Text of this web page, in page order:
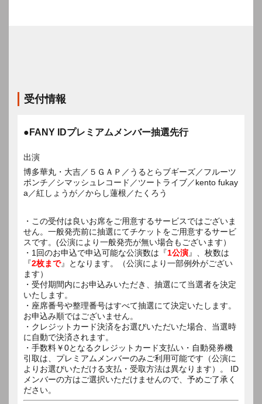
受付情報
●FANY IDプレミアムメンバー抽選先行
出演
博多華丸・大吉／５ＧＡＰ／うるとらブギーズ／フルーツ
ポンチ／シマッシュレコード／ツートライブ／kento fukay
a／紅しょうが／からし蓮根／たくろう
・この受付は良いお席をご用意するサービスではございま
せん。一般発売前に抽選にてチケットをご用意するサービ
スです。(公演により一般発売が無い場合もございます）
・1回のお申込で申込可能な公演数は『1公演』、枚数は
『2枚まで』となります。（公演により一部例外がござい
ます）
・受付期間内にお申込みいただき、抽選にて当選者を決定
いたします。
・座席番号や整理番号はすべて抽選にて決定いたします。
お申込み順ではございません。
・クレジットカード決済をお選びいただいた場合、当選時
に自動で決済されます。
・手数料￥0となるクレジットカード支払い・自動発券機
引取は、プレミアムメンバーのみご利用可能です（公演に
よりお選びいただける支払・受取方法は異なります）。 ID
メンバーの方はご選択いただけませんので、予めご了承く
ださい。